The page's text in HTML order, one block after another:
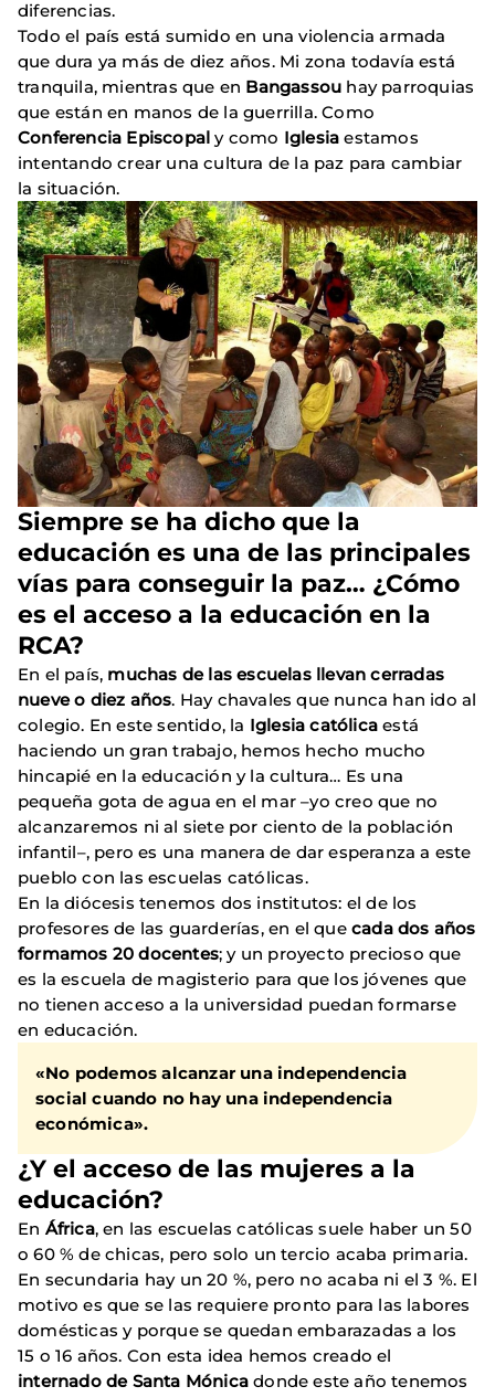
diferencias.
Todo el país está sumido en una violencia armada
que dura ya más de diez años. Mi zona todavía está
tranquila, mientras que en Bangassou hay parroquias
que están en manos de la guerrilla. Como
Conferencia Episcopal y como Iglesiaestamos
intentando crear una cultura de la paz para cambiar
la situación.
Siempre se ha dicho que la
educación es una de las principales
vías para conseguir la paz… ¿Cómo
es el acceso a la educación en la
RCA?
En el país, muchas de las escuelas llevan cerradas
nueve o diez años. Hay chavales que nunca han ido al
colegio. En este sentido, la Iglesia católica está
haciendo un gran trabajo, hemos hecho mucho
hincapié en la educación y la cultura… Es una
pequeña gota de agua en el mar –yo creo que no
alcanzaremos ni al siete por ciento de la población
infantil–, pero es una manera de dar esperanza a este
pueblo con las escuelas católicas.
En la diócesis tenemos dos institutos: el de los
profesores de las guarderías, en el que cada dos años
formamos 20 docentes; y un proyecto precioso que
es la escuela de magisterio para que los jóvenes que
no tienen acceso a la universidad puedan formarse
en educación.
«No podemos alcanzar una independencia
social cuando no hay una independencia
económica».
¿Y el acceso de las mujeres a la
educación?
En África, en las escuelas católicas suele haber un 50
o 60 % de chicas, pero solo un tercio acaba primaria.
En secundaria hay un 20 %, pero no acaba ni el 3 %. El
motivo es que se las requiere pronto para las labores
domésticas y porque se quedan embarazadas a los
15 o 16 años. Con esta idea hemos creado el
internado de Santa Mónica donde este año tenemos